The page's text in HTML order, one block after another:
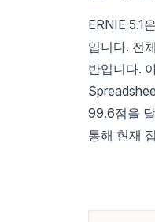
ERNIE 5.1
입니다. 전
반입니다.
99.6점을
통해 현재